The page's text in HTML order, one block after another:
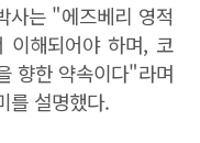
사는 "에즈베리 영적
이해되어야 하며, 코
향한 약속이다"라며
를 설명했다.